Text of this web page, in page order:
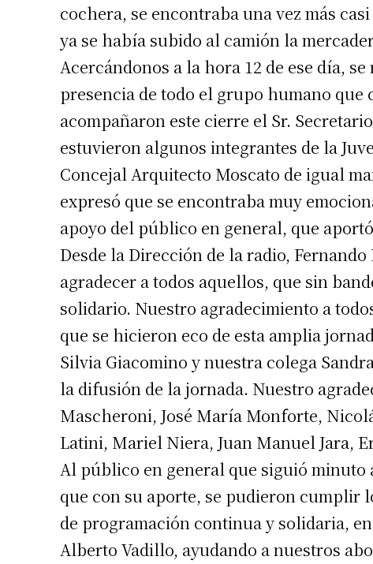
Apellidos
Número de
cochera, se encontraba una vez más
ya se había subido al camión la
Acercándonos a la hora 12 de ese día,
presencia de todo el grupo humano que
acompañaron este cierre el Sr.
estuvieron algunos integrantes de la
Concejal Arquitecto Moscato de igual
expresó que se encontraba muy
apoyo del público en general, que
Desde la Dirección de la radio,
agradecer a todos aquellos, que sin
solidario. Nuestro agradecimiento a
que se hicieron eco de esta amplia
Silvia Giacomino y nuestra colega
la difusión de la jornada. Nuestro
Mascheroni, José María Monforte,
Latini, Mariel Niera, Juan Manuel Jara,
Al público en general que siguió
que con su aporte, se pudieron cumplir
de programación continua y solidaria,
Alberto Vadillo, ayudando a nuestros